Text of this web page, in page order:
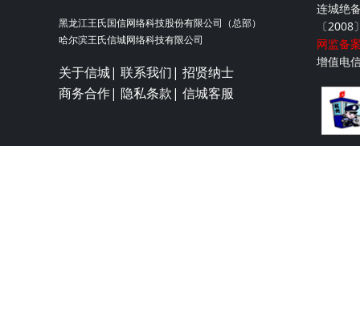
连城绝
〔
网监备
增值电
黑龙江王氏国信网络科技股份有限公司（总部）
哈尔滨王氏信城网络科技有限公司
关于信城| 联系我们| 招贤纳士
商务合作| 隐私条款| 信城客服